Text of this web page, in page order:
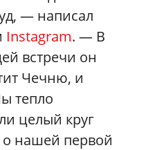
— написал
Instagram. — В
встречи он
Чечню, и
тепло
целый круг
о нашей первой